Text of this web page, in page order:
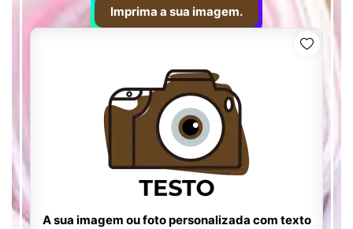
Imprima a sua imagem.
A sua imagem ou foto personalizada com texto